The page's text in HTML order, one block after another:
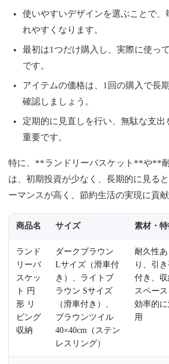
使いやすいデザインを選ぶことで、
れやすくなります。
最初は1つだけ購入し、実際に使っ
です。
アイテムの価格は、1回の購入で長
確認しましょう。
定期的に見直しを行い、無駄な支
重要です。
特に、**ランドリーバスケット**や**
は、初期投資が少なく、長期的に見る
ーマンスが高く、節約生活の実現に貢献
商品名 サイズ 素材・
ランド
リーバ
スケッ
ト 円
形 リ
ビング
収納
ダークブラウン
Lサイズ（滑車付
き）、ライトブ
ラウン Sサイズ
（滑車付き）、
ブラウンツイル
40×40cm（ステン
レスリング）
耐久性あ
り、引
付き、収
スペース
効率的
用